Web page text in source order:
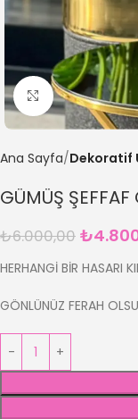
Büyütmek
Ana Sayfa Dekoratif
GÜMÜŞ
₺6.000,00 ₺
HERHANGİ BİR HASARI
GÖNLÜNÜZ FERAH